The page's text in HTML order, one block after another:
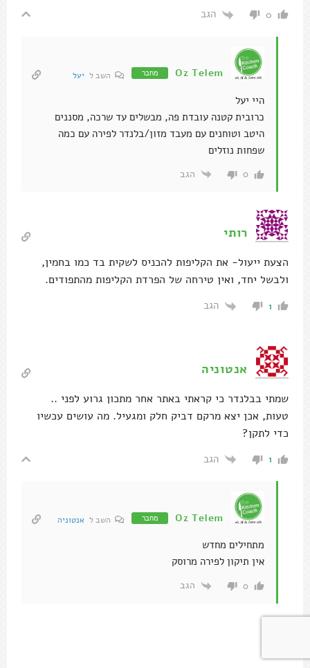
0 הגב
Oz Telem מחבר השב ל יעל
היי יעל
כרובית קטנה עובדת פה, מבשלים עד שרכה, מסננים
היטב וטוחנים עם מעבד מזון/בלנדר לפירה עם כמה
שפחות נוזלים
0 הגב
רותי
הצעת ייעול- את הקליפות להכניס לשקית בד כמו בחמין,
ולבשל יחד, ואין טירחה של הפרדת הקליפות מהתפודים.
1 הגב
אנטוניה
שמתי בבלנדר כי קראתי באתר אחר מתכון גרוע לפני ..
טעות, אכן יצא מרקם דביק חלק ומגעיל. מה עושים עכשיו
כדי לתקן?
1 הגב
Oz Telem מחבר השב ל אנטוניה
מתחילים מחדש
אין תיקון לפירה מרוסק
0 הגב